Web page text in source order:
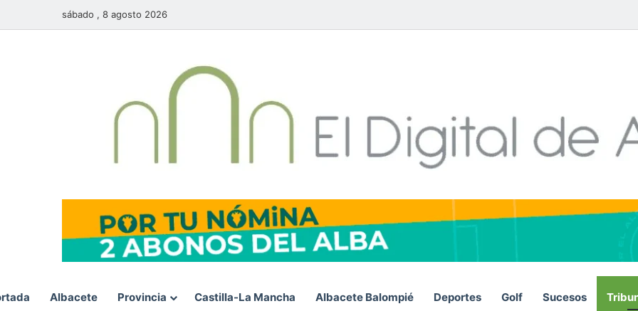
sábado , 8 agosto 2026
Albacete Provincia Castilla-La Mancha Albacete Balompié Deportes Golf Sucesos